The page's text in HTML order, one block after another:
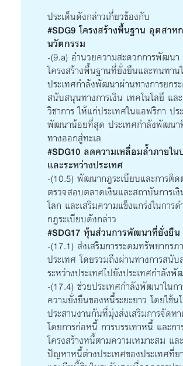
ประเด็นดังกล่าวเกี่ยวข้องกับ
#SDG9 โครงสร้างพื้นฐาน อุตสาห
นวัตกรรม
-(9.a) อำนวยความสะดวกการพัฒนา
โครงสร้างพื้นฐานที่ยั่งยืนและทนทาน
ประเทศกำลังพัฒนาผ่านทางการยกร
สนับสนุนทางการเงิน เทคโนโลยี แล
วิชาการ ให้แก่ประเทศในแอฟริกา ปร
พัฒนาน้อยที่สุด ประเทศกำลังพัฒนา
ทางออกสู่ทะเล
#SDG10 ลดความเหลื่อมล้ำภายใน
และระหว่างประเทศ
-(10.5) พัฒนากฎระเบียบและการติด
ตรวจสอบตลาดเงินและสถาบันการเ
โลก และเสริมความแข็งแกร่งในการด
กฎระเบียบดังกล่าว
#SDG17 หุ้นส่วนการพัฒนาที่ยั่งยืน
-(17.1) ส่งเสริมการระดมทรัพยากรภ
ประเทศ โดยรวมถึงผ่านทางการสนั
ระหว่างประเทศไปยังประเทศกำลังพั
-(17.4) ช่วยประเทศกำลังพัฒนาในก
ความยั่งยืนของหนี้ระยะยาว โดยใช้น
ประสานงานกันที่มุ่งส่งเสริมการจัดห
โดยการก่อหนี้ การบรรเทาหนี้ และก
โครงสร้างหนี้ตามความเหมาะสม แล
ปัญหาหนี้ต่างประเทศของประเทศที่ย